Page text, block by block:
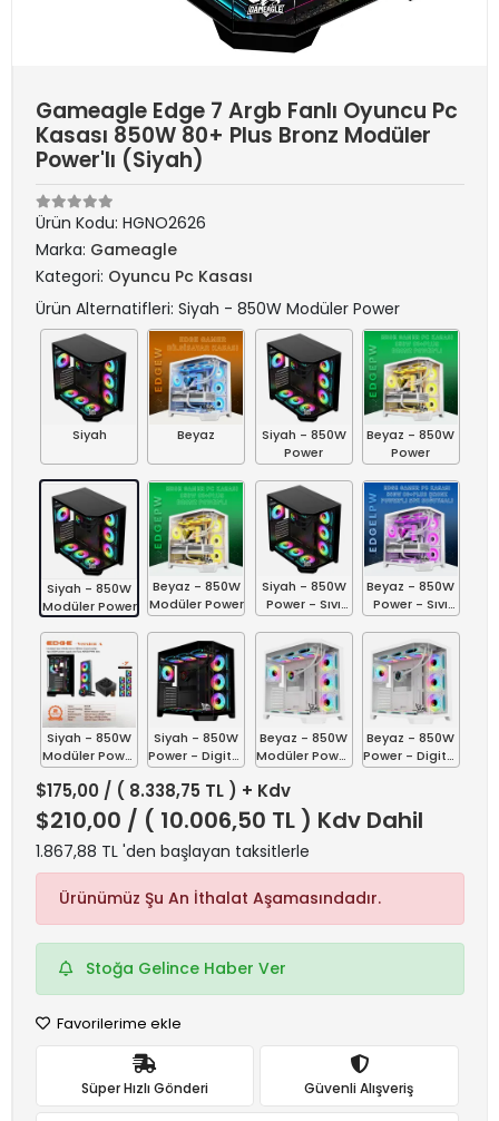
Gameagle Edge 7 Argb Fanlı Oyuncu Pc
Kasası 850W 80+ Plus Bronz Modüler
Power'lı (Siyah)
Ürün Kodu: HGNO2626
Marka: Gameagle
Kategori: Oyuncu Pc Kasası
Ürün Alternatifleri: Siyah - 850W Modüler Power
Siyah Beyaz
Siyah - 850W
Power
Beyaz - 850W
Power
Siyah - 850W
Modüler Power
Beyaz - 850W
Modüler Power
Siyah - 850W
Power - Sıvı
Soğutmalı
Beyaz - 850W
Power - Sıvı
Soğutmalı
Siyah - 850W
Modüler Power
- Sıvı
Soğutmalı
Siyah - 850W
Power - Digital
Sıvı Soğutmalı
Beyaz - 850W
Modüler Power
- Sıvı
Soğutmalı
Beyaz - 850W
Power - Digital
Sıvı Soğutmalı
$175,00 / ( 8.338,75 TL ) + Kdv
$210,00 / ( 10.006,50 TL ) Kdv Dahil
1.867,88 TL 'den başlayan taksitlerle
Ürünümüz Şu An İthalat Aşamasındadır.
Stoğa Gelince Haber Ver
Favorilerime ekle
Süper Hızlı Gönderi Güvenli Alışveriş